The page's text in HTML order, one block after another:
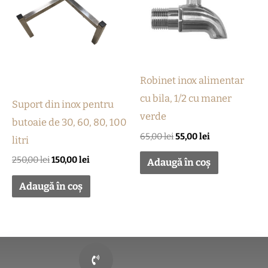
Suport din inox pentru
butoaie de 30, 60, 80, 100
litri
250,00lei150,00lei
Adaugă în coș
Robinet inox alimentar
cu bila, 1/2 cu maner
verde
65,00lei55,00lei
Adaugă în coș